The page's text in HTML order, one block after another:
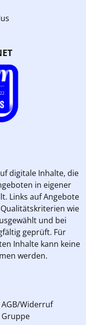
digitale Inhalte, die
in eigener
Links auf Angebote
wie
und bei
geprüft. Für
Inhalte kann keine
werden.
AGB/Widerruf